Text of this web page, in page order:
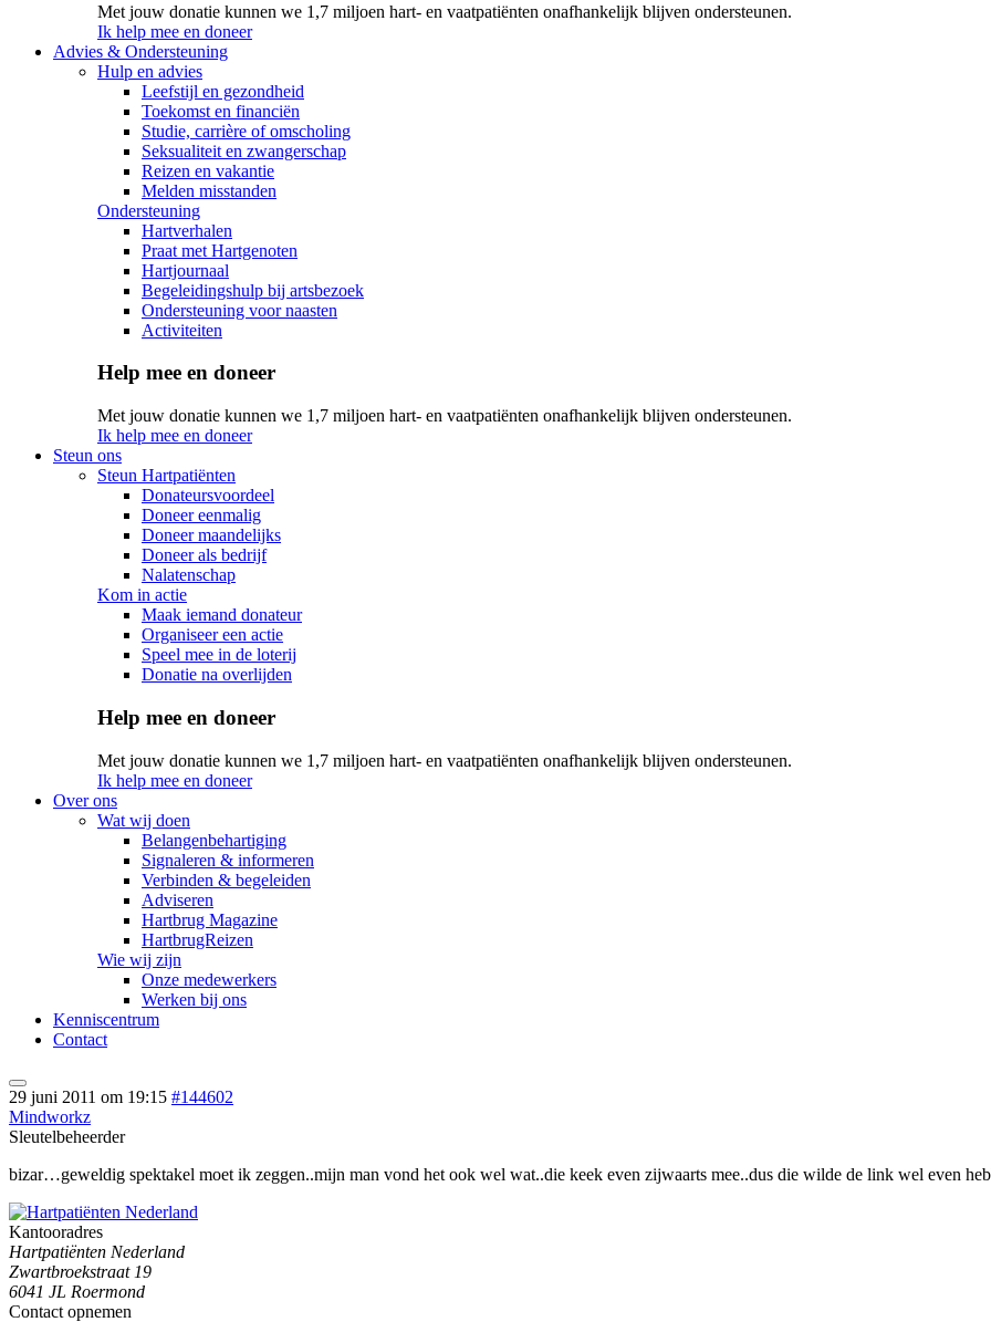
Met jouw donatie kunnen we 1,7 miljoen hart- en vaatpatiënten onafhankelijk blijven ondersteunen.
Ik help mee en doneer
Advies & Ondersteuning
Hulp en advies
Leefstijl en gezondheid
Toekomst en financiën
Studie, carrière of omscholing
Seksualiteit en zwangerschap
Reizen en vakantie
Melden misstanden
Ondersteuning
Hartverhalen
Praat met Hartgenoten
Hartjournaal
Begeleidingshulp bij artsbezoek
Ondersteuning voor naasten
Activiteiten
Help mee en doneer
Met jouw donatie kunnen we 1,7 miljoen hart- en vaatpatiënten onafhankelijk blijven ondersteunen.
Ik help mee en doneer
Steun ons
Steun Hartpatiënten
Donateursvoordeel
Doneer eenmalig
Doneer maandelijks
Doneer als bedrijf
Nalatenschap
Kom in actie
Maak iemand donateur
Organiseer een actie
Speel mee in de loterij
Donatie na overlijden
Help mee en doneer
Met jouw donatie kunnen we 1,7 miljoen hart- en vaatpatiënten onafhankelijk blijven ondersteunen.
Ik help mee en doneer
Over ons
Wat wij doen
Belangenbehartiging
Signaleren & informeren
Verbinden & begeleiden
Adviseren
Hartbrug Magazine
HartbrugReizen
Wie wij zijn
Onze medewerkers
Werken bij ons
Kenniscentrum
Contact
29 juni 2011 om 19:15 #144602
Mindworkz
Sleutelbeheerder
bizar…geweldig spektakel moet ik zeggen..mijn man vond het ook wel wat..die keek even zijwaarts mee..dus die wilde de link wel even
Kantooradres
Hartpatiënten Nederland
Zwartbroekstraat 19
6041 JL Roermond
Contact opnemen